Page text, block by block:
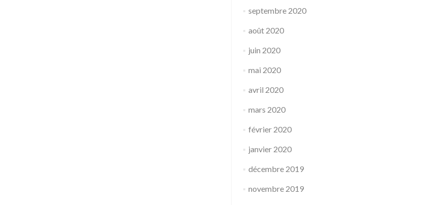
septembre 2020
août 2020
juin 2020
mai 2020
avril 2020
mars 2020
février 2020
janvier 2020
décembre 2019
novembre 2019